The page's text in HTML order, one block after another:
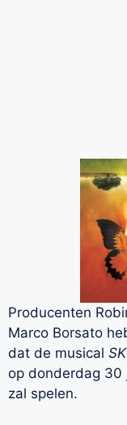
Producenten
Marco Borsato
dat de musical
op donderdag 30
zal spelen.